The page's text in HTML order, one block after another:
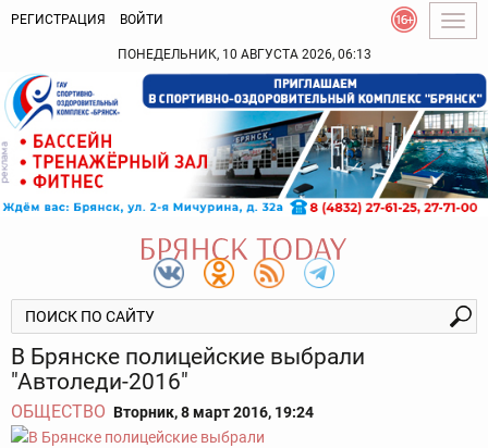
РЕГИСТРАЦИЯ ВОЙТИ
ПОНЕДЕЛЬНИК, 10 АВГУСТА 2026, 06:13
В Брянске полицейские выбрали
"Автоледи-2016"
ОБЩЕСТВО Вторник, 8 март 2016, 19:24